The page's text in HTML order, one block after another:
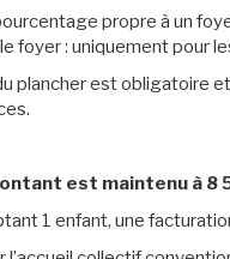
propre à un
foyer : uniquement pour
plancher est obligatoire
est maintenu à 8
1 enfant, une